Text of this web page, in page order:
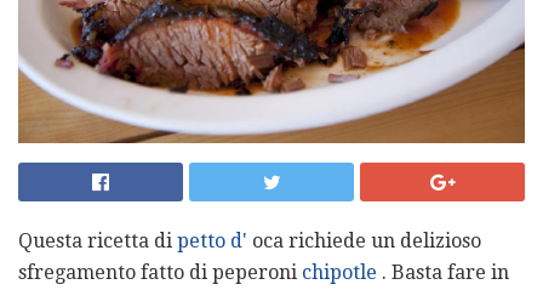
Questa ricetta di petto d' oca richiede un delizioso
sfregamento fatto di peperoni chipotle . Basta fare in